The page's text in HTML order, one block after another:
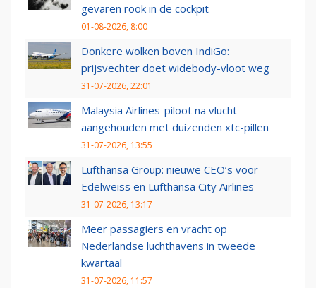
gevaren rook in de cockpit
01-08-2026, 8:00
Donkere wolken boven IndiGo:
prijsvechter doet widebody-vloot weg
31-07-2026, 22:01
Malaysia Airlines-piloot na vlucht
aangehouden met duizenden xtc-pillen
31-07-2026, 13:55
Lufthansa Group: nieuwe CEO’s voor
Edelweiss en Lufthansa City Airlines
31-07-2026, 13:17
Meer passagiers en vracht op
Nederlandse luchthavens in tweede
kwartaal
31-07-2026, 11:57